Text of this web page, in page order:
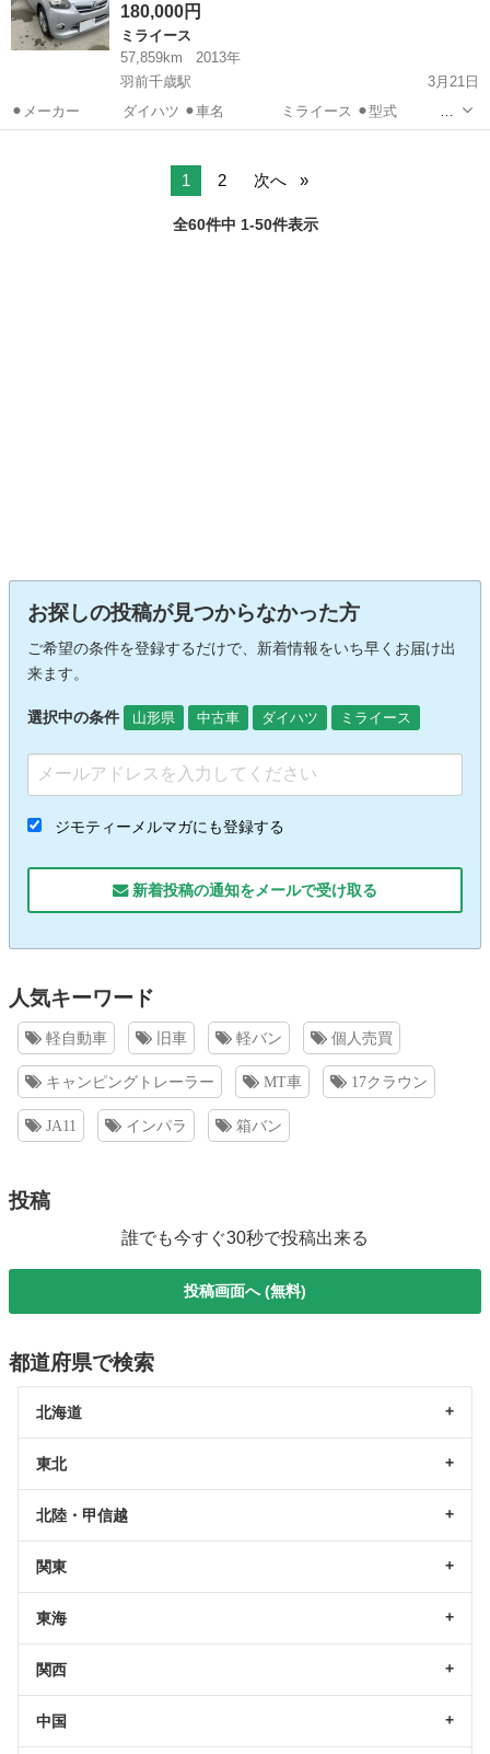
180,000円
ミライース
57,859km
2013年
羽前千歳駅
3月21日
⚫︎メーカー ダイハツ ⚫︎車名 ミライース ⚫︎型式
DBA-LA310S ⚫︎グレード X fメモリアルエディション ⚫︎年
1 2 次へ
全60件中 1-50件表示
お探しの投稿が見つからなかった方
ご希望の条件を登録するだけで、新着情報をいち早くお届け出
来ます。
選択中の条件 山形県 中古車 ダイハツ ミライース
ジモティーメルマガにも登録する
新着投稿の通知をメールで受け取る
人気キーワード
軽自動車 旧車 軽バン 個人売買
キャンピングトレーラー MT車 17クラウン
JA11 インパラ 箱バン
投稿
誰でも今すぐ30秒で投稿出来る
投稿画面へ (無料)
都道府県で検索
北海道
東北
北陸・甲信越
関東
東海
関西
中国